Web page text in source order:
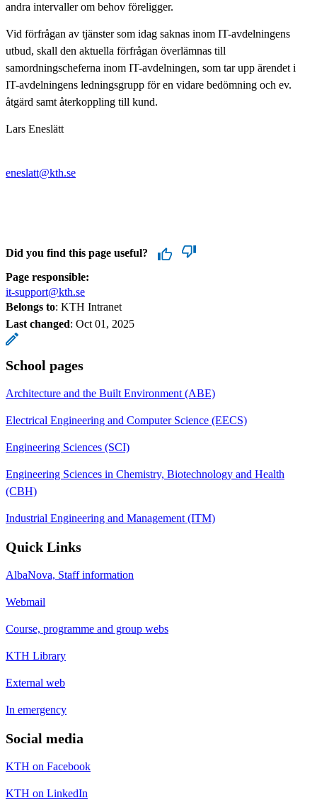
andra intervaller om behov föreligger.
Vid förfrågan av tjänster som idag saknas inom IT-avdelningens
utbud, skall den aktuella förfrågan överlämnas till
samordningscheferna inom IT-avdelningen, som tar upp ärendet i
IT-avdelningens ledningsgrupp för en vidare bedömning och ev.
åtgärd samt återkoppling till kund.
Lars Eneslätt
eneslatt@kth.se
Did you find this page useful?
Page responsible:
it-support@kth.se
Belongs to: KTH Intranet
Last changed: Oct 01, 2025
School pages
Architecture and the Built Environment (ABE)
Electrical Engineering and Computer Science (EECS)
Engineering Sciences (SCI)
Engineering Sciences in Chemistry, Biotechnology and Health
(CBH)
Industrial Engineering and Management (ITM)
Quick Links
AlbaNova, Staff information
Webmail
Course, programme and group webs
KTH Library
External web
In emergency
Social media
KTH on Facebook
KTH on LinkedIn